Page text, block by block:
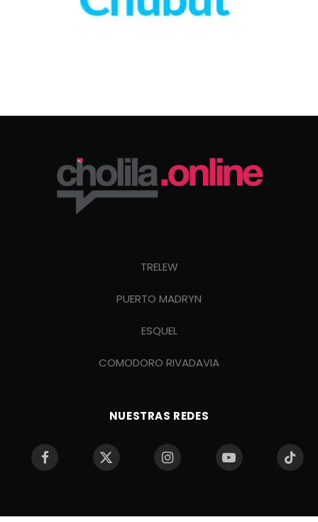
TRELEW
PUERTO MADRYN
ESQUEL
COMODORO RIVADAVIA
NUESTRAS REDES
Facebook
X
Instagram YouTube